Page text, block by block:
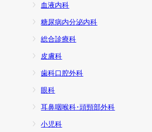
血液内科
糖尿病内分泌内科
総合診療科
皮膚科
歯科口腔外科
眼科
耳鼻咽喉科･頭頸部外科
小児科